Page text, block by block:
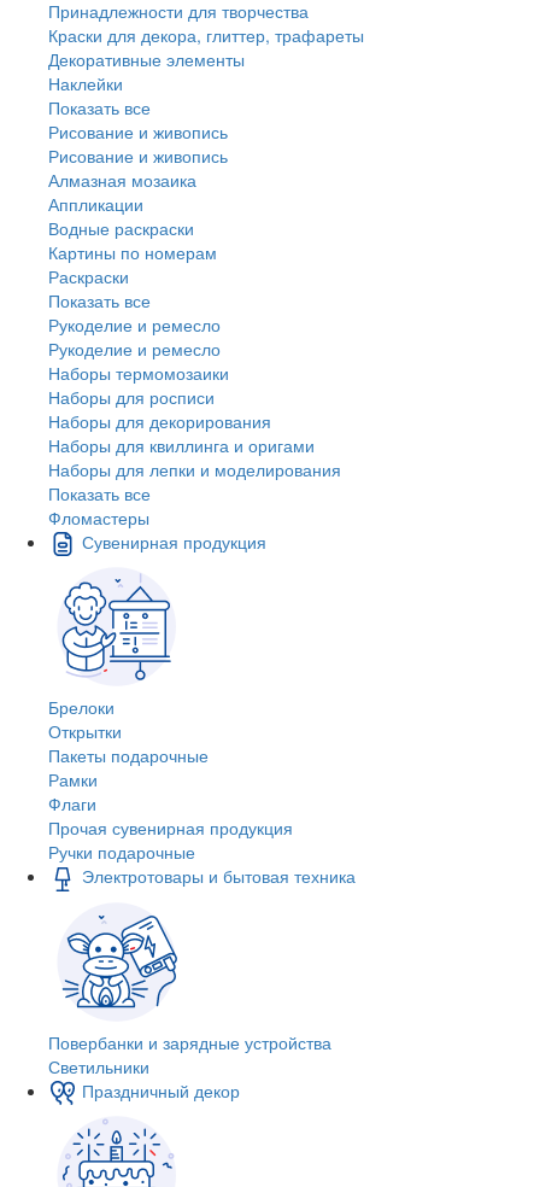
Принадлежности для творчества
Краски для декора, глиттер, трафареты
Декоративные элементы
Наклейки
Показать все
Рисование и живопись
Рисование и живопись
Алмазная мозаика
Аппликации
Водные раскраски
Картины по номерам
Раскраски
Показать все
Рукоделие и ремесло
Рукоделие и ремесло
Наборы термомозаики
Наборы для росписи
Наборы для декорирования
Наборы для квиллинга и оригами
Наборы для лепки и моделирования
Показать все
Фломастеры
Сувенирная продукция
Брелоки
Открытки
Пакеты подарочные
Рамки
Флаги
Прочая сувенирная продукция
Ручки подарочные
Электротовары и бытовая техника
Повербанки и зарядные устройства
Светильники
Праздничный декор